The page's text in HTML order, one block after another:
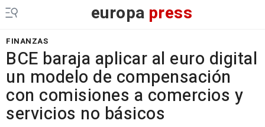
europa press
FINANZAS
BCE baraja aplicar al euro digital
un modelo de compensación
con comisiones a comercios y
servicios no básicos